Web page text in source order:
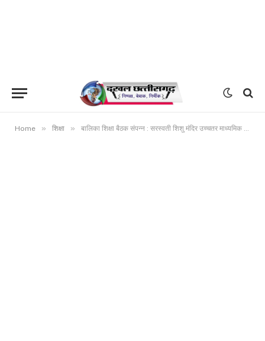
Home » शिक्षा » बालिका शिक्षा बैठक संपन्न : सरस्वती शिशु मंदिर उच्चतर माध्यमिक विद्यालय गरियाबंद में राजीव विभाग का बालिका शिक्षा बैठक संपन्न हुई.